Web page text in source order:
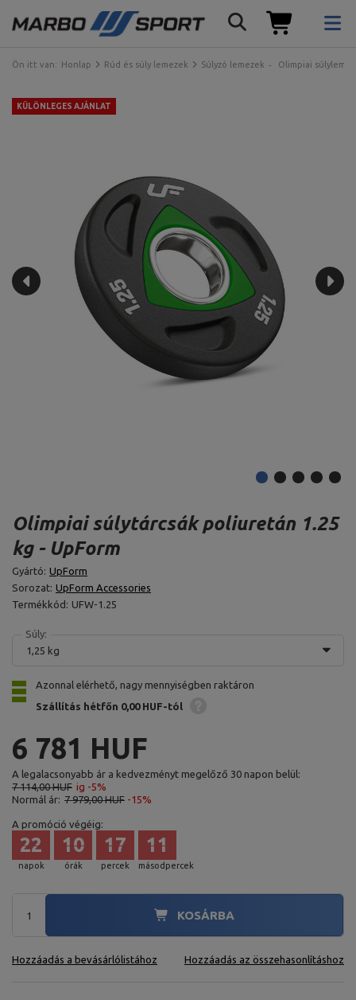
Ön itt van: Honlap Rúd és súly lemezek Súlyzó lemezek Olimpiai
KÜLÖNLEGES AJÁNLAT
Olimpiai súlytárcsák poliuretán 1.25
kg - UpForm
Gyártó: UpForm
Sorozat: UpForm Accessories
Termékkód: UFW-1.25
Súly:
1,25 kg
Azonnal elérhető, nagy mennyiségben raktáron
Szállítás hétfőn 0,00 HUF-tól
6 781 HUF
A legalacsonyabb ár a kedvezményt megelőző 30 napon belül:
7 114,00 HUF ig -5%
Normál ár: 7 979,00 HUF -15%
A promóció végéig:
napok
22
órák
10
percek
17
másodpercek
09
KOSÁRBA
Hozzáadás a bevásárlólistához Hozzáadás az összehasonlításhoz